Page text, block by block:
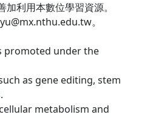
利用本數位學習資源。
。
promoted under the
as gene editing, stem
metabolism and